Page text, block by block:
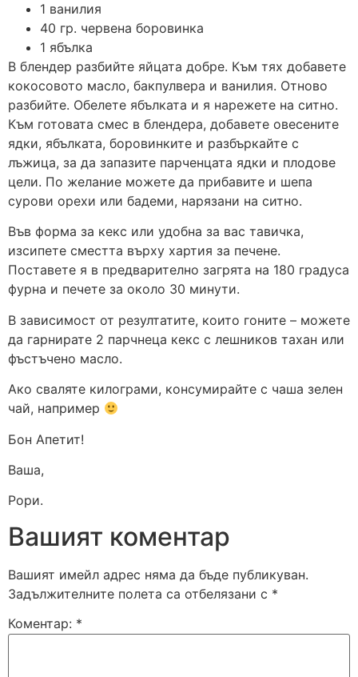
1 ванилия
40 гр. червена боровинка
1 ябълка
В блендер разбийте яйцата добре. Към тях добавете
кокосовото масло, бакпулвера и ванилия. Отново
разбийте. Обелете ябълката и я нарежете на ситно.
Към готовата смес в блендера, добавете овесените
ядки, ябълката, боровинките и разбъркайте с
лъжица, за да запазите парченцата ядки и плодове
цели. По желание можете да прибавите и шепа
сурови орехи или бадеми, нарязани на ситно.
Във форма за кекс или удобна за вас тавичка,
изсипете сместта върху хартия за печене.
Поставете я в предварително загрята на 180 градуса
фурна и печете за около 30 минути.
В зависимост от резултатите, които гоните – можете
да гарнирате 2 парчнеца кекс с лешников тахан или
фъстъчено масло.
Ако сваляте килограми, консумирайте с чаша зелен
чай, например
Бон Апетит!
Ваша,
Рори.
Вашият коментар
Вашият имейл адрес няма да бъде публикуван.
Задължителните полета са отбелязани с *
Коментар: *